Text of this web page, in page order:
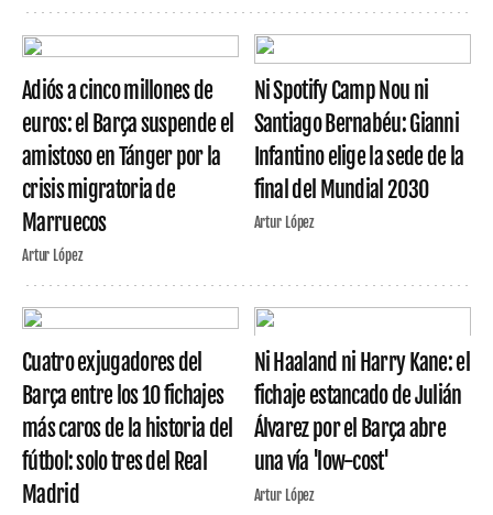
Adiós a cinco millones de
euros: el Barça suspende el
amistoso en Tánger por la
crisis migratoria de
Marruecos
Artur López
Ni Spotify Camp Nou ni
Santiago Bernabéu: Gianni
Infantino elige la sede de la
final del Mundial 2030
Artur López
Cuatro exjugadores del
Barça entre los 10 fichajes
más caros de la historia del
fútbol: solo tres del Real
Madrid
Ni Haaland ni Harry Kane: el
fichaje estancado de Julián
Álvarez por el Barça abre
una vía 'low-cost'
Artur López